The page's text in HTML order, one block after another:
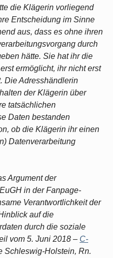
die Klägerin vorliegend
Entscheidung im Sinne
aus, dass es ohne ihren
durch
hätte. Sie hat ihr die
ermöglicht, ihr nicht erst
Die Adresshändlerin
der Klägerin über
tatsächlichen
Daten bestanden
ob die Klägerin ihr einen
Datenverarbeitung
Argument der
in der Fanpage-
Verantwortlichkeit der
auf die
durch die soziale
vom 5. Juni 2018 – C-
Schleswig-Holstein, Rn.